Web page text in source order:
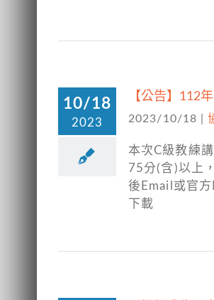
10/18
2023
【公告】112
2023/10/18
本次C級教練
75分(含)以上
後Email或官
下載